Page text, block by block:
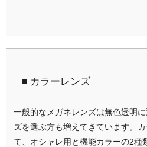
■ カラーレンズ
一般的なメガネレンズは無色透明
ズを選ぶ方も増えてきています。
て、オシャレ用と機能カラーの2種